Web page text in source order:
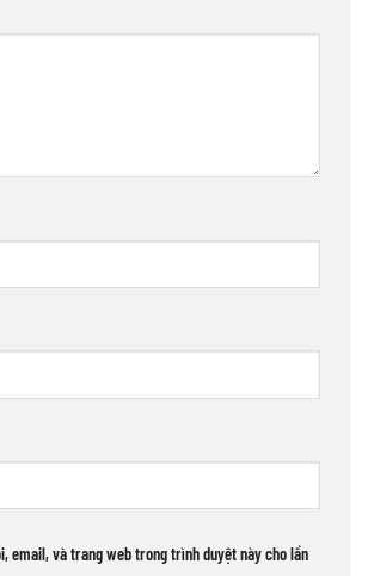
email, và trang web trong trình duyệt này cho lần